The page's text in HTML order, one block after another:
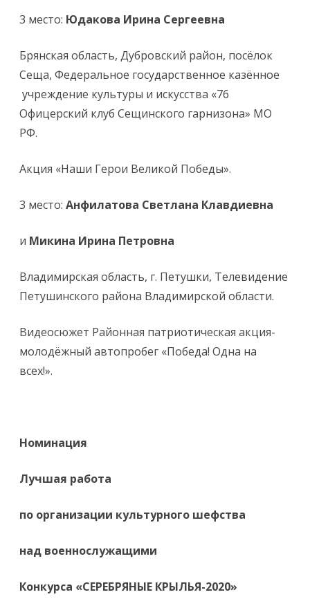
3 место: Юдакова Ирина Сергеевна
Брянская область, Дубровский район, посёлок
Сеща, Федеральное государственное казённое
учреждение культуры и искусства «76
Офицерский клуб Сещинского гарнизона» МО
РФ.
Акция «Наши Герои Великой Победы».
3 место: Анфилатова Светлана Клавдиевна
и Микина Ирина Петровна
Владимирская область, г. Петушки, Телевидение
Петушинского района Владимирской области.
Видеосюжет Районная патриотическая акция-
молодёжный автопробег «Победа! Одна на
всех!».
Номинация
Лучшая работа
по организации культурного шефства
над военнослужащими
Конкурса «СЕРЕБРЯНЫЕ КРЫЛЬЯ-2020»